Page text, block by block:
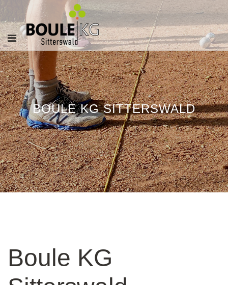
BOULE KG SITTERSWALD
Boule KG